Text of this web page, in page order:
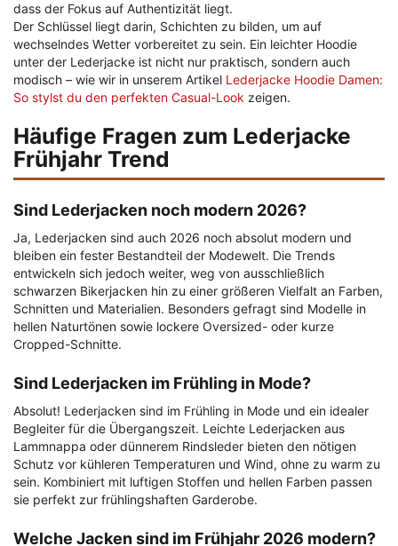
dass der Fokus auf Authentizität liegt.
Der Schlüssel liegt darin, Schichten zu bilden, um auf
wechselndes Wetter vorbereitet zu sein. Ein leichter Hoodie
unter der Lederjacke ist nicht nur praktisch, sondern auch
modisch – wie wir in unserem Artikel Lederjacke Hoodie Damen:
So stylst du den perfekten Casual-Look zeigen.
Häufige Fragen zum Lederjacke
Frühjahr Trend
Sind Lederjacken noch modern 2026?
Ja, Lederjacken sind auch 2026 noch absolut modern und
bleiben ein fester Bestandteil der Modewelt. Die Trends
entwickeln sich jedoch weiter, weg von ausschließlich
schwarzen Bikerjacken hin zu einer größeren Vielfalt an Farben,
Schnitten und Materialien. Besonders gefragt sind Modelle in
hellen Naturtönen sowie lockere Oversized- oder kurze
Cropped-Schnitte.
Sind Lederjacken im Frühling in Mode?
Absolut! Lederjacken sind im Frühling in Mode und ein idealer
Begleiter für die Übergangszeit. Leichte Lederjacken aus
Lammnappa oder dünnerem Rindsleder bieten den nötigen
Schutz vor kühleren Temperaturen und Wind, ohne zu warm zu
sein. Kombiniert mit luftigen Stoffen und hellen Farben passen
sie perfekt zur frühlingshaften Garderobe.
Welche Jacken sind im Frühjahr 2026 modern?